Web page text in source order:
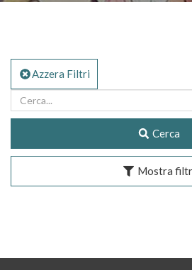
Azzera Filtri
Cerca
Mostra